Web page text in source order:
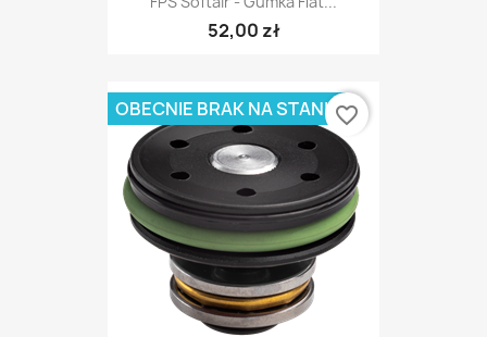
52,00 zł
OBECNIE BRAK NA STANIEfavorite_border